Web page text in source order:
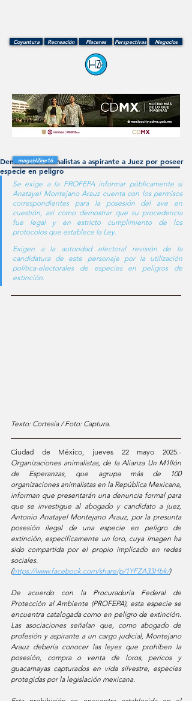
Coyuntura Recreación Placeres Negocios
Perspectivas
Denunciarán animalistas a aspirante a Juez por poseer
especie en peligro
Se exige a la PROFEPA informar públicamente si
Anatayel Montejano Arauz cuenta con los permisos
correspondientes para la posesión del ave en
cuestión, así como demostrar que su procedencia
fue legal y en estricto cumplimiento de los
protocolos que establece la Ley.
Exigen a la autoridad electoral revisión de la
candidatura de este personaje por la utilización
política-electorales de especies en peligros de
extinción.
Texto: Cortesía / Foto: Captura.
Organizaciones animalistas, de la Alianza Un M1llón
de Esperanzas, que agrupa más de 100
organizaciones animalistas en la República Mexicana,
informan que presentarán una denuncia formal para
que se investigue al abogado y candidato a juez,
Antonio Anatayel Montejano Arauz, por la presunta
posesión ilegal de una especie en peligro de
extinción, específicamente un loro, cuya imagen ha
sido compartida por el propio implicado en redes
sociales.
(https://www.facebook.com/share/p/1YFZA33Hbk/)
De acuerdo con la Procuraduría Federal de
Protección al Ambiente (PROFEPA), esta especie se
encuentra catalogada como en peligro de extinción.
Las asociaciones señalan que, como abogado de
profesión y aspirante a un cargo judicial, Montejano
Arauz debería conocer las leyes que prohíben la
posesión, compra o venta de loros, pericos y
guacamayas capturados en vida silvestre, especies
protegidas por la legislación mexicana.
magaHZine16